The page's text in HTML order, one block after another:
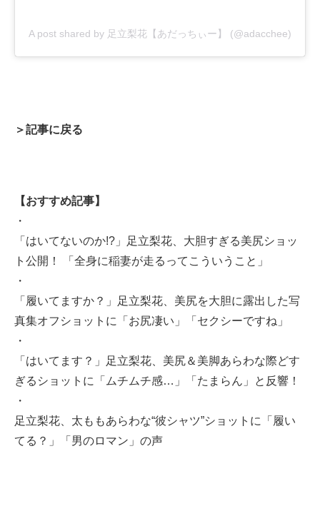
A post shared by 足立梨花【あだっちぃー】 (@adacchee)
＞記事に戻る
【おすすめ記事】
・
「はいてないのか!?」足立梨花、大胆すぎる美尻ショッ
ト公開！ 「全身に稲妻が走るってこういうこと」
・
「履いてますか？」足立梨花、美尻を大胆に露出した写
真集オフショットに「お尻凄い」「セクシーですね」
・
「はいてます？」足立梨花、美尻＆美脚あらわな際どす
ぎるショットに「ムチムチ感…」「たまらん」と反響！
・
足立梨花、太ももあらわな“彼シャツ”ショットに「履い
てる？」「男のロマン」の声